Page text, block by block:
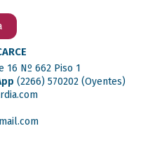
16 Nº 662 Piso 1
(2266) 570202 (Oyentes)